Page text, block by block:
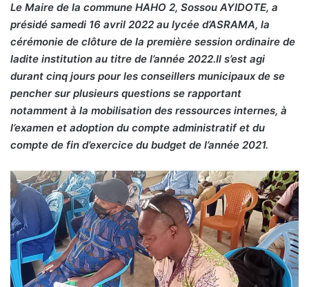
Le Maire de la commune HAHO 2, Sossou AYIDOTE, a
présidé samedi 16 avril 2022 au lycée d’ASRAMA, la
cérémonie de clôture de la première session ordinaire de
ladite institution au titre de l’année 2022.Il s’est agi
durant cinq jours pour les conseillers municipaux de se
pencher sur plusieurs questions se rapportant
notamment à la mobilisation des ressources internes, à
l’examen et adoption du compte administratif et du
compte de fin d’exercice du budget de l’année 2021.